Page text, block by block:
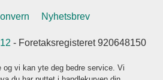
Nyhetsbrev
- Foretaksregisteret 920648150
vi kan yte deg bedre service. Vi